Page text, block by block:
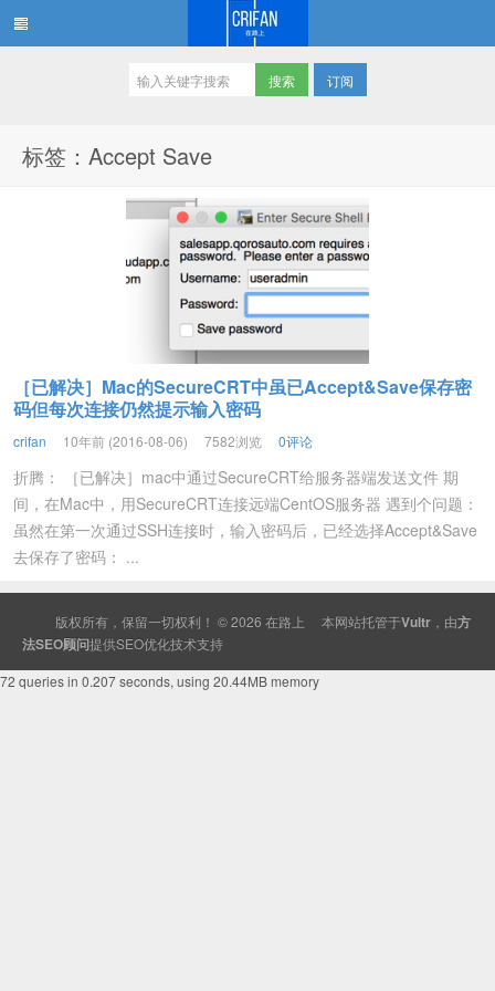
订阅
标签：Accept Save
［已解决］Mac的SecureCRT中虽已Accept&Save保存密
码但每次连接仍然提示输入密码
crifan 10年前 (2016-08-06) 7582浏览 0评论
折腾： ［已解决］mac中通过SecureCRT给服务器端发送文件 期
间，在Mac中，用SecureCRT连接远端CentOS服务器 遇到个问题：
虽然在第一次通过SSH连接时，输入密码后，已经选择Accept&Save
去保存了密码： ...
版权所有，保留一切权利！ © 2026 在路上 本网站托管于Vultr ，由方
法SEO顾问提供SEO优化技术支持
72 queries in 0.207 seconds, using 20.44MB memory